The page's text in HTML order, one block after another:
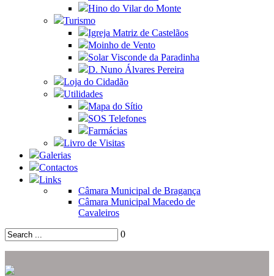
Hino do Vilar do Monte
Turismo
Igreja Matriz de Castelãos
Moinho de Vento
Solar Visconde da Paradinha
D. Nuno Álvares Pereira
Loja do Cidadão
Utilidades
Mapa do Sítio
SOS Telefones
Farmácias
Livro de Visitas
Galerias
Contactos
Links
Câmara Municipal de Bragança
Câmara Municipal Macedo de
Cavaleiros
0